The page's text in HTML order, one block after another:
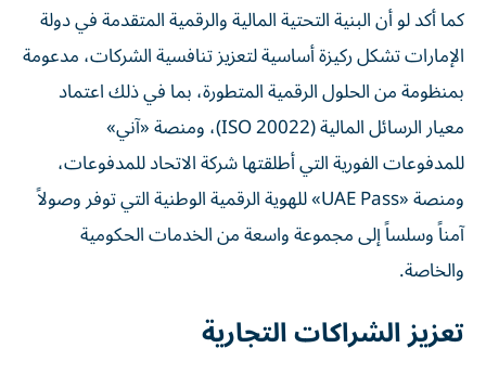
كما أكد لو أن البنية التحتية المالية والرقمية المتقدمة في دولة
الإمارات تشكل ركيزة أساسية لتعزيز تنافسية الشركات، مدعومة
بمنظومة من الحلول الرقمية المتطورة، بما في ذلك اعتماد
معيار الرسائل المالية (ISO 20022)، ومنصة «آني»
للمدفوعات الفورية التي أطلقتها شركة الاتحاد للمدفوعات،
ومنصة «UAE Pass» للهوية الرقمية الوطنية التي توفر وصولاً
آمناً وسلساً إلى مجموعة واسعة من الخدمات الحكومية
والخاصة.
تعزيز الشراكات التجارية